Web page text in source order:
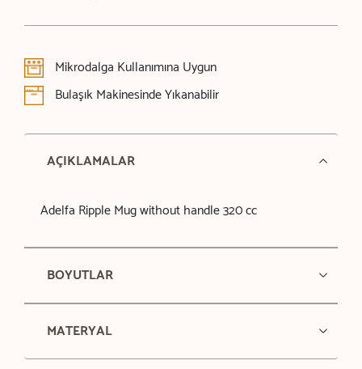
Mikrodalga Kullanımına Uygun
Bulaşık Makinesinde Yıkanabilir
AÇIKLAMALAR
Adelfa Ripple Mug without handle 320 cc
BOYUTLAR
MATERYAL